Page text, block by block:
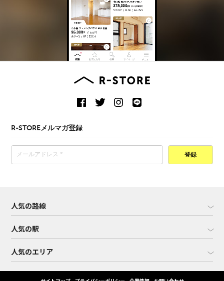
R-STOREメルマガ登録
登録
人気の路線
人気の駅
人気のエリア